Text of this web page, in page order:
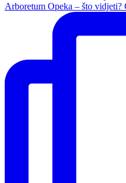
Arboretum Opeka – što vidjeti?